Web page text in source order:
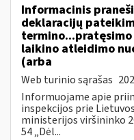
Informacinis
deklaracijų
termino...pratęsimo
laikino atleidimo
(arba
Web turinio sąrašas
Informuojame apie
inspekcijos prie
ministerijos viršininko
54 „Dėl...